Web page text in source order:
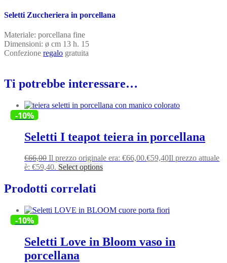
Seletti Zuccheriera in porcellana
Materiale: porcellana fine
Dimensioni: ø cm 13 h. 15
Confezione regalo gratuita
Ti potrebbe interessare…
-10%
Seletti I teapot teiera in porcellana
€66,00 Il prezzo originale era: €66,00.€59,40Il prezzo attuale
è: €59,40. Select options
Prodotti correlati
-10%
Seletti Love in Bloom vaso in
porcellana